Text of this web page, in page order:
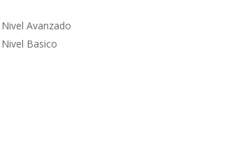
Avanzado
Basico